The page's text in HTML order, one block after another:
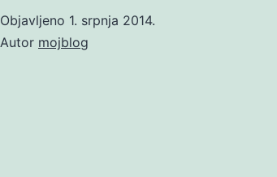
Objavljeno 1. srpnja 2014.
Autor mojblog